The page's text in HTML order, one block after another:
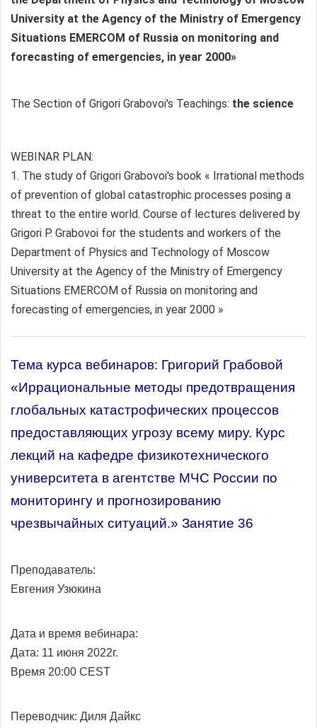
University at the Agency of the Ministry of Emergency
Situations EMERCOM of Russia on monitoring and
forecasting of emergencies, in year 2000»
The Section of Grigori Grabovoi's Teachings: the science
WEBINAR PLAN:
1. The study of Grigori Grabovoi's book « Irrational methods
of prevention of global catastrophic processes posing a
threat to the entire world. Course of lectures delivered by
Grigori P. Grabovoi for the students and workers of the
Department of Physics and Technology of Moscow
University at the Agency of the Ministry of Emergency
Situations EMERCOM of Russia on monitoring and
forecasting of emergencies, in year 2000 »
Тема курса вебинаров: Григорий Грабовой
«Иррациональные методы предотвращения
глобальных катастрофических процессов
предоставляющих угрозу всему миру. Курс
лекций на кафедре физикотехнического
университета в агентстве МЧС России по
мониторингу и прогнозированию
чрезвычайных ситуаций.» Занятие 36
Преподаватель:
Евгения Узюкина
Дата и время вебинара:
Дата: 11 июня 2022г.
Время 20:00 CEST
Переводчик: Диля Дайкс